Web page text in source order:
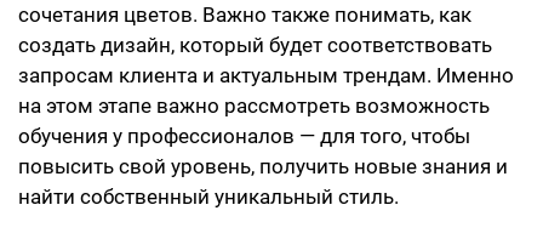
сочетания цветов. Важно также понимать, как
создать дизайн, который будет соответствовать
запросам клиента и актуальным трендам. Именно
на этом этапе важно рассмотреть возможность
обучения у профессионалов — для того, чтобы
повысить свой уровень, получить новые знания и
найти собственный уникальный стиль.